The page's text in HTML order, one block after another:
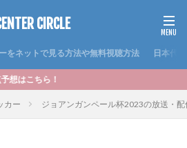
CIRCLE
をネットで見る方法や無料視聴方法 日本代表
カー ジョアンガンペール杯2023の放送・